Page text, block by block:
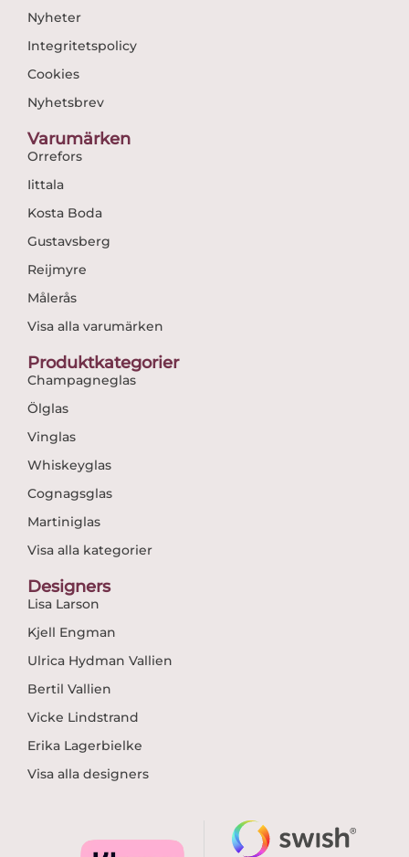
Nyheter
Integritetspolicy
Cookies
Nyhetsbrev
Varumärken
Orrefors
Iittala
Kosta Boda
Gustavsberg
Reijmyre
Målerås
Visa alla varumärken
Produktkategorier
Champagneglas
Ölglas
Vinglas
Whiskeyglas
Cognagsglas
Martiniglas
Visa alla kategorier
Designers
Lisa Larson
Kjell Engman
Ulrica Hydman Vallien
Bertil Vallien
Vicke Lindstrand
Erika Lagerbielke
Visa alla designers